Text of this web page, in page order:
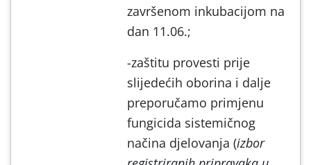
završenom inkubacijom na
dan 11.06.;
-zaštitu provesti prije
slijedećih oborina i dalje
preporučamo primjenu
fungicida sistemičnog
načina djelovanja (izbor